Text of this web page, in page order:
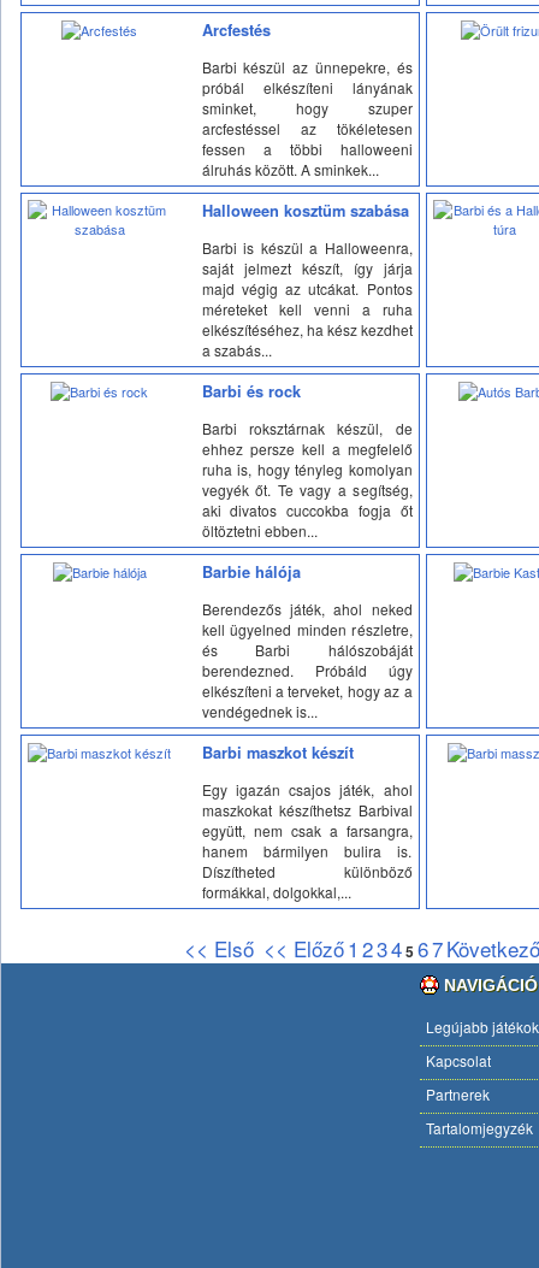
Arcfestés
Barbi készül az ünnepekre, és
próbál elkészíteni lányának
sminket, hogy szuper
arcfestéssel az tökéletesen
fessen a többi halloweeni
álruhás között. A sminkek...
Halloween kosztüm szabása
Barbi is készül a Halloweenra,
saját jelmezt készít, így járja
majd végig az utcákat. Pontos
méreteket kell venni a ruha
elkészítéséhez, ha kész kezdhet
a szabás...
Barbi és rock
Barbi roksztárnak készül, de
ehhez persze kell a megfelelő
ruha is, hogy tényleg komolyan
vegyék őt. Te vagy a segítség,
aki divatos cuccokba fogja őt
öltöztetni ebben...
Barbie hálója
Berendezős játék, ahol neked
kell ügyelned minden részletre,
és Barbi hálószobáját
berendezned. Próbáld úgy
elkészíteni a terveket, hogy az a
vendégednek is...
Barbi maszkot készít
Egy igazán csajos játék, ahol
maszkokat készíthetsz Barbival
együtt, nem csak a farsangra,
hanem bármilyen bulira is.
Díszítheted különböző
formákkal, dolgokkal,...
<< Első << Előző1 234567
Legújabb játékok
Kapcsolat
Partnerek
Tartalomjegyzék